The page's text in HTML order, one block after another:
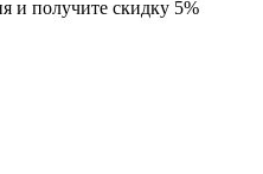
и получите скидку 5%